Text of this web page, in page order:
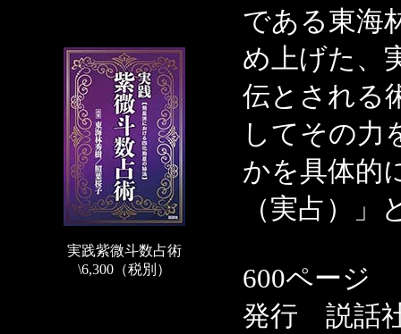
実践紫微斗数占術
\6,300（税別）
である東海
め上げた、
伝とされる
してその力
かを具体的
（実占）
600ページ
発行 説話